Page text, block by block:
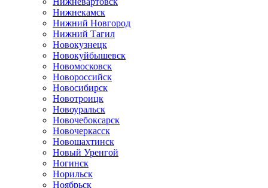
Нижнекамск
Нижний Новгород
Нижний Тагил
Новокузнецк
Новокуйбышевск
Новомосковск
Новороссийск
Новосибирск
Новотроицк
Новоуральск
Новочебоксарск
Новочеркасск
Новошахтинск
Новый Уренгой
Ногинск
Норильск
Ноябрьск